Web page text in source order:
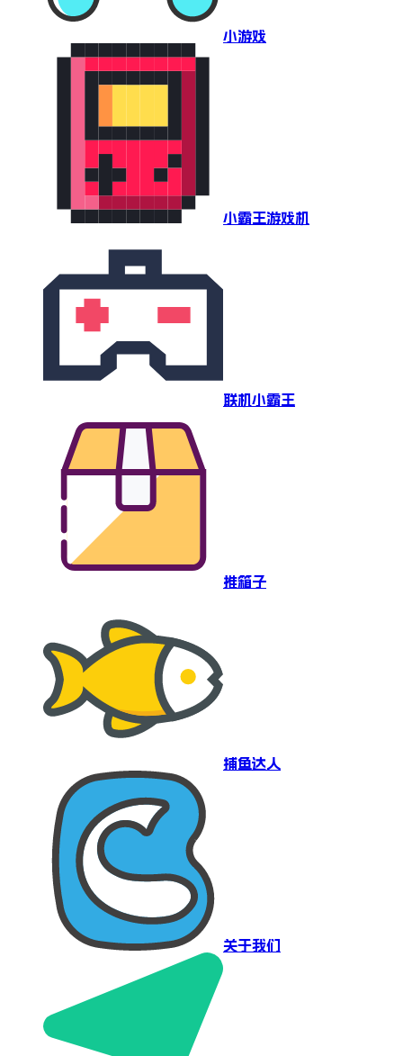
小游戏
小霸王游戏机
联机小霸王
推箱子
捕鱼达人
关于我们